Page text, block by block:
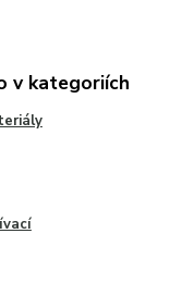
v kategoriích